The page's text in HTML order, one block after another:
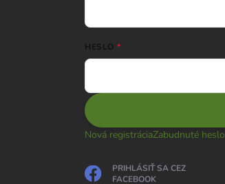
HESLO
Nová registráciaZabudnuté heslo
PRIHLÁSIŤ SA CEZ
FACEBOOK